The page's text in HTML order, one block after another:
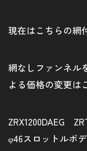
現在はこちらの網
網なしファンネル
よる価格の変更は
ZRX1200DAEG
φ46スロットル